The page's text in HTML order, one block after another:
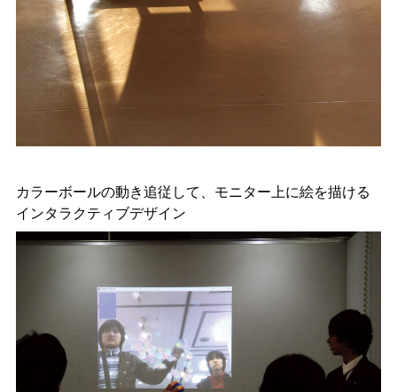
カラーボールの動き追従して、モニター上に絵を描ける
インタラクティブデザイン